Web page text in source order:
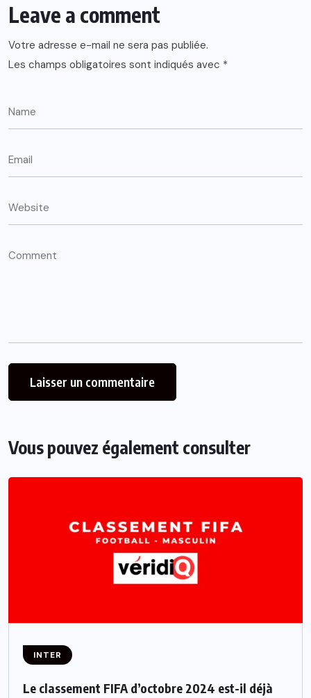
Leave a comment
Votre adresse e-mail ne sera pas publiée.
Les champs obligatoires sont indiqués avec *
Vous pouvez également consulter
INTER
Le classement FIFA d’octobre 2024 est-il déjà